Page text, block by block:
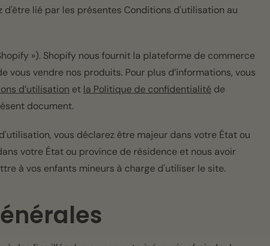
lié par les présentes Conditions d'utilisation au
»). Shopify nous fournit la plateforme de commerce
vous vendre nos produits. Pour plus d’informations, vous
d’utilisation et la Politique de confidentialité de
document.
vous déclarez être majeur dans votre État ou
votre État ou province de résidence et nous avoir
à vos enfants mineurs à charge d'utiliser le site.